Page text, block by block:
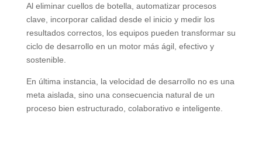
Al eliminar cuellos de botella, automatizar procesos
clave, incorporar calidad desde el inicio y medir los
resultados correctos, los equipos pueden transformar su
ciclo de desarrollo en un motor más ágil, efectivo y
sostenible.
En última instancia, la velocidad de desarrollo no es una
meta aislada, sino una consecuencia natural de un
proceso bien estructurado, colaborativo e inteligente.